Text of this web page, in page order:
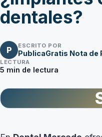
dentales?
P ESCRITO POR
PublicaGratis Nota de
LECTURA
5 min de lectura